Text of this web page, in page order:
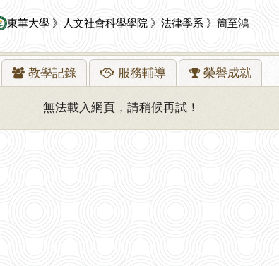
東華大學 》 人文社會科學學院 》 法律學系 》簡至鴻
教學記錄 服務輔導 榮譽成就
無法載入網頁，請稍候再試！